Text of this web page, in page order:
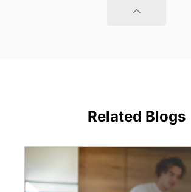
Related Blogs